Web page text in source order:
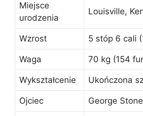
Miejsce
urodzenia
Louisville,
Wzrost 5 stóp 6 cali
Waga 70 kg (154
Wykształcenie Ukończona
Ojciec George Stone